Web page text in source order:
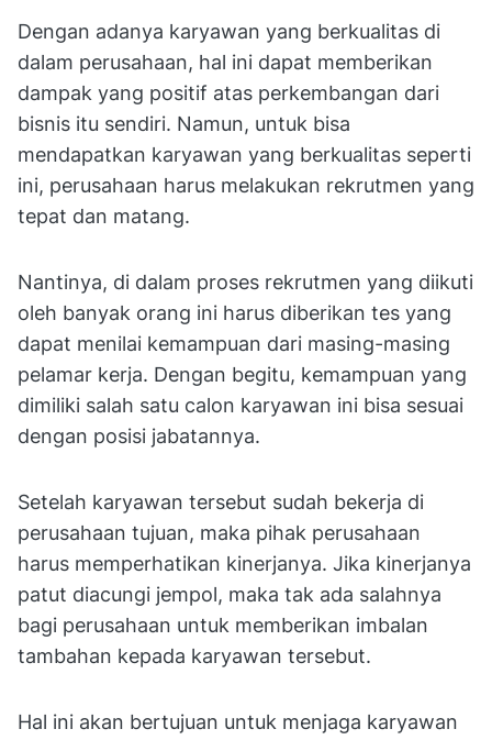
Dengan adanya karyawan yang berkualitas di
dalam perusahaan, hal ini dapat memberikan
dampak yang positif atas perkembangan dari
bisnis itu sendiri. Namun, untuk bisa
mendapatkan karyawan yang berkualitas seperti
ini, perusahaan harus melakukan rekrutmen yang
tepat dan matang.
Nantinya, di dalam proses rekrutmen yang diikuti
oleh banyak orang ini harus diberikan tes yang
dapat menilai kemampuan dari masing-masing
pelamar kerja. Dengan begitu, kemampuan yang
dimiliki salah satu calon karyawan ini bisa sesuai
dengan posisi jabatannya.
Setelah karyawan tersebut sudah bekerja di
perusahaan tujuan, maka pihak perusahaan
harus memperhatikan kinerjanya. Jika kinerjanya
patut diacungi jempol, maka tak ada salahnya
bagi perusahaan untuk memberikan imbalan
tambahan kepada karyawan tersebut.
Hal ini akan bertujuan untuk menjaga karyawan